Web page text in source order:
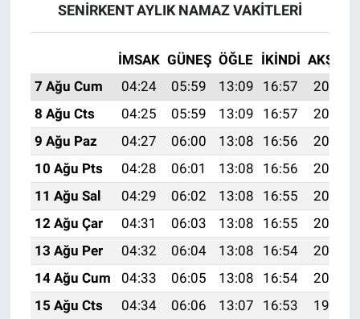
SENIRKENT AYLIK NAMAZ VAKITLERI
İMSAK GÜNEŞ ÖĞLE İKINDI AKŞAM
7 Ağu Cum
04:24 05:59 13:09 16:57
20:09
8 Ağu Cts
04:25 05:59 13:09 16:57
20:08
9 Ağu Paz
04:27 06:00 13:08 16:56
20:07
10 Ağu Pts
04:28 06:01 13:08 16:56
20:05
11 Ağu Sal
04:29 06:02 13:08 16:55
20:04
12 Ağu Çar
04:31 06:03 13:08 16:55
20:03
13 Ağu Per
04:32 06:04 13:08 16:54
20:02
14 Ağu Cum
04:33 06:05 13:08 16:54
20:01
15 Ağu Cts
04:34 06:06 13:07 16:53
19:59